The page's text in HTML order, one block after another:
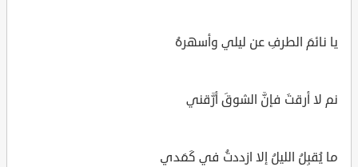
يا نائمَ الطرفِ عن ليلي وأسهرهُ
نم لا أرقتَ فإنَّ الشوقَ أرَّقني
ما يُقبِلُ الليلُ إلا ازددتُ في كَمَدي